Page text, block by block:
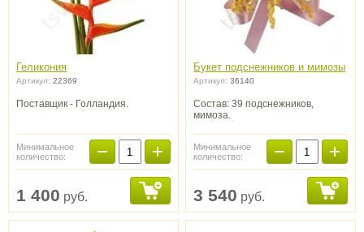
Геликония
Артикул: 22369
Поставщик - Голландия.
Минимальное
количество:
− +
1 400 руб.
Букет подснежников и мимозы
Артикул: 36140
Состав: 39 подснежников,
мимоза.
Минимальное
количество:
− +
3 540 руб.